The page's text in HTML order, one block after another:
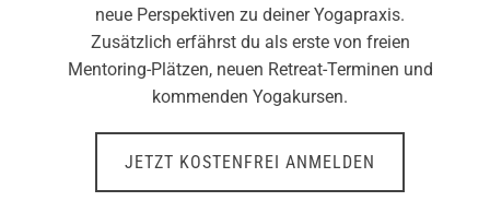
neue Perspektiven zu deiner Yogapraxis.
Zusätzlich erfährst du als erste von freien
Mentoring-Plätzen, neuen Retreat-Terminen und
kommenden Yogakursen.
JETZT KOSTENFREI ANMELDEN